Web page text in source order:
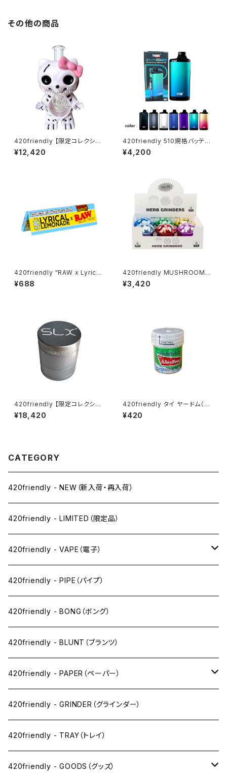
その他の商品
420friendly 【限定コレクショ
ン】Skull Cat Bong / スカルキ
ャットボング（約22cm）
¥12,420
420friendly 510規格バッテリ
ー Yocan ZIVA PRO|タッチ式
OLED搭載 ステルスバッテリー
¥4,200
420friendly "RAW x Lyrica
l" レモネードペーパー Lemon
ade Papers / 420shibuya
¥688
420friendly MUSHROOM G
rinder (3層構造）グラインダー
¥3,420
420friendly 【限定コレクショ
ン】SLX未発売！日本初上陸！ Fl
ower Mill “VHSA Limited E
¥18,420
420friendly タイ ヤードム（嗅
ぎ薬）／Pim-Saen Balm Oil
¥420
CATEGORY
420friendly - NEW（新入荷・再入荷）
420friendly - LIMITED（限定品）
420friendly - VAPE（電子）
ペン下
ニコパフ系
ドライ系
ワックス系
420friendly - PIPE（パイプ）
420friendly - BONG（ボング）
420friendly - BLUNT（ブランツ）
420friendly - PAPER（ペーパー）
SW(シングルワイド）サイズ
1 1/4サイズ
キングサイズスリム
420friendly - GRINDER（グラインダー）
420friendly - TRAY（トレイ）
420friendly - GOODS（グッズ）